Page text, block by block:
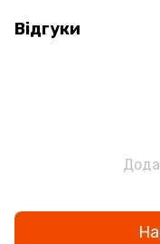
Відгуки